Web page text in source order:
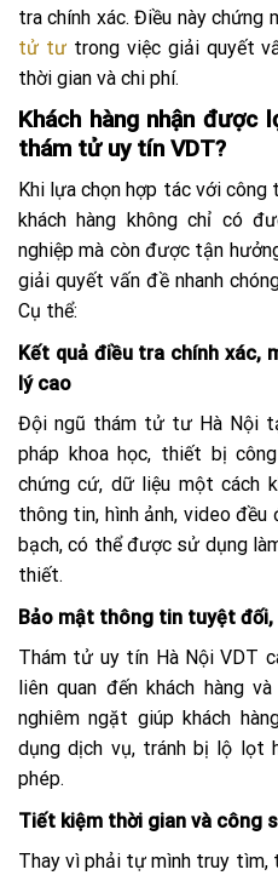
tra chính xác. Điều này chứng
tử tưtrong việc giải quyết
thời gian và chi phí.
Khách hàng nhận được
thám tử uy tín VDT?
Khi lựa chọn hợp tác với công
khách hàng không chỉ có
nghiệp mà còn được tận
giải quyết vấn đề nhanh
Cụ thể:
Kết quả điều tra chính xác,
lý cao
Đội ngũ thám tử tư Hà Nội
pháp khoa học, thiết bị
chứng cứ, dữ liệu một cách
thông tin, hình ảnh, video
bạch, có thể được sử dụng
thiết.
Bảo mật thông tin tuyệt
Thám tử uy tín Hà Nội VDT
liên quan đến khách hàng
nghiêm ngặt giúp khách
dụng dịch vụ, tránh bị lộ lọt
phép.
Tiết kiệm thời gian và công
Thay vì phải tự mình truy tìm,